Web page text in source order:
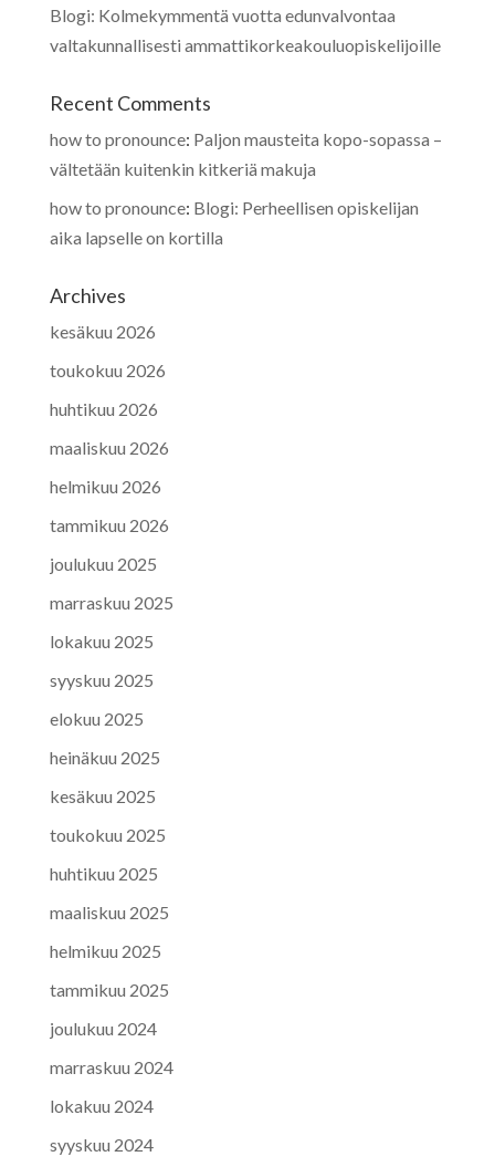
Blogi: Kolmekymmentä vuotta edunvalvontaa
valtakunnallisesti ammattikorkeakouluopiskelijoille
Recent Comments
how to pronounce: Paljon mausteita kopo-sopassa –
vältetään kuitenkin kitkeriä makuja
how to pronounce: Blogi: Perheellisen opiskelijan
aika lapselle on kortilla
Archives
kesäkuu 2026
toukokuu 2026
huhtikuu 2026
maaliskuu 2026
helmikuu 2026
tammikuu 2026
joulukuu 2025
marraskuu 2025
lokakuu 2025
syyskuu 2025
elokuu 2025
heinäkuu 2025
kesäkuu 2025
toukokuu 2025
huhtikuu 2025
maaliskuu 2025
helmikuu 2025
tammikuu 2025
joulukuu 2024
marraskuu 2024
lokakuu 2024
syyskuu 2024